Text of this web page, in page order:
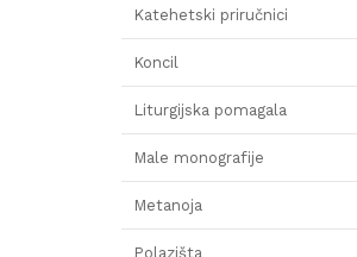
Katehetski priručnici
Koncil
Liturgijska pomagala
Male monografije
Metanoja
Polazišta